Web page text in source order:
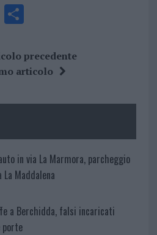
S
a
re
precedente
articolo
in via La Marmora, parcheggio
Maddalena
a Berchidda, falsi incaricati
porte